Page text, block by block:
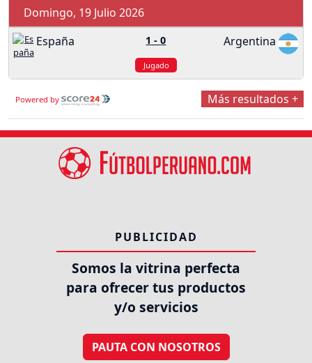
Domingo, 19 Julio 2026
España
1 -0 Argentina
Jugado
Powered by Más resultados +
PUBLICIDAD
Somos la vitrina perfecta
para ofrecer tus productos
y/o servicios
PAUTA CON NOSOTROS